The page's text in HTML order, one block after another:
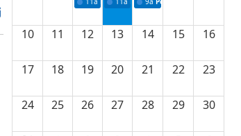
10 11 12 13 14 15 16
17 18 19 20 21 22 23
24 25 26 27 28 29 30